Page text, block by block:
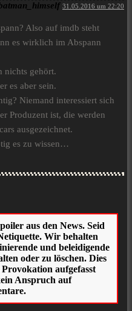
31.05.2016 um 22:20
Also auf imdb steht
es wirklich im Abspann
nichts gehört.
es aber sein.
Niemand interessiert sich
Produzent ist, die werden
ausgezeichnet.
es zu wissen…